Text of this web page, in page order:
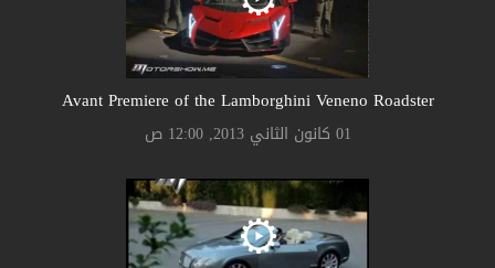
Avant Premiere of the Lamborghini Veneno Roadster
01 كانون الثاني 2013, 12:00 ص